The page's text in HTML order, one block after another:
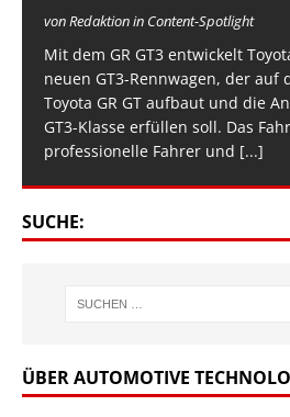
von Redaktion in Content-Spotlight
Mit dem GR GT3 entwickelt
neuen GT3-Rennwagen, der auf
Toyota GR GT aufbaut und die
GT3-Klasse erfüllen soll. Das
professionelle Fahrer und [...]
SUCHE:
ÜBER AUTOMOTIVE